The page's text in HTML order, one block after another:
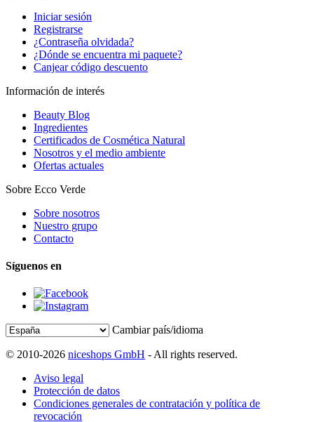
Iniciar sesión
Registrarse
¿Contraseña olvidada?
¿Dónde se encuentra mi paquete?
Canjear código descuento
Información de interés
Beauty Blog
Ingredientes
Certificados de Cosmética Natural
Nosotros y el medio ambiente
Ofertas actuales
Sobre Ecco Verde
Sobre nosotros
Nuestro grupo
Contacto
Síguenos en
Cambiar país/idioma
© 2010-2026 niceshops GmbH - All rights reserved.
Aviso legal
Protección de datos
Condiciones generales de contratación y política de
revocación